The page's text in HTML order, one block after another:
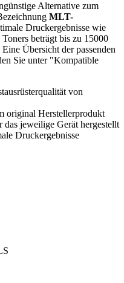
Alternative zum
MLT-
Druckergebnisse wie
beträgt bis zu 15000
Übersicht der passenden
Sie unter "Kompatible
von
original Herstellerprodukt
das jeweilige Gerät hergestellt
Druckergebnisse